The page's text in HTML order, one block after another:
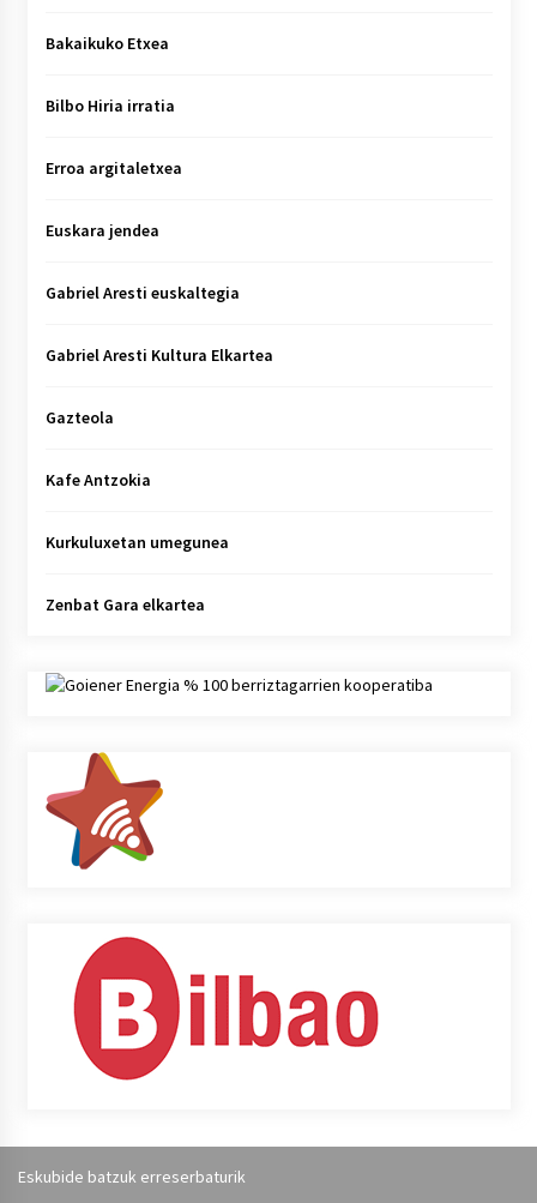
Bakaikuko Etxea
Bilbo Hiria irratia
Erroa argitaletxea
Euskara jendea
Gabriel Aresti euskaltegia
Gabriel Aresti Kultura Elkartea
Gazteola
Kafe Antzokia
Kurkuluxetan umegunea
Zenbat Gara elkartea
Eskubide batzuk erreserbaturik